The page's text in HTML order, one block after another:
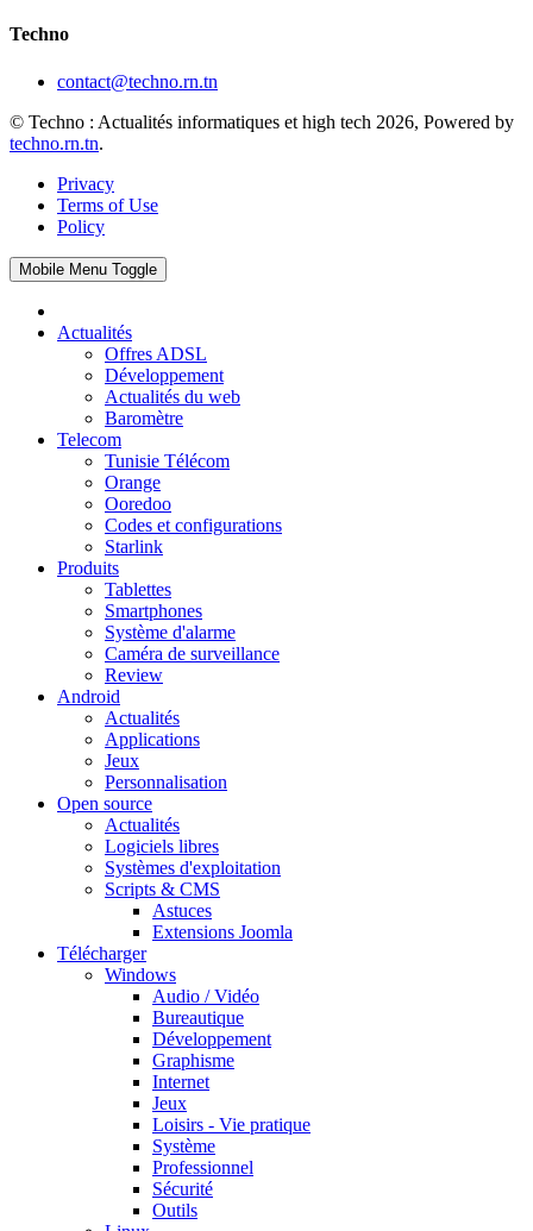
Techno
contact@techno.rn.tn
© Techno : Actualités informatiques et high tech 2026, Powered by
techno.rn.tn.
Privacy
Terms of Use
Policy
Mobile Menu Toggle
Actualités
Offres ADSL
Développement
Actualités du web
Baromètre
Telecom
Tunisie Télécom
Orange
Ooredoo
Codes et configurations
Starlink
Produits
Tablettes
Smartphones
Système d'alarme
Caméra de surveillance
Review
Android
Actualités
Applications
Jeux
Personnalisation
Open source
Actualités
Logiciels libres
Systèmes d'exploitation
Scripts & CMS
Astuces
Extensions Joomla
Télécharger
Windows
Audio / Vidéo
Bureautique
Développement
Graphisme
Internet
Jeux
Loisirs - Vie pratique
Système
Professionnel
Sécurité
Outils